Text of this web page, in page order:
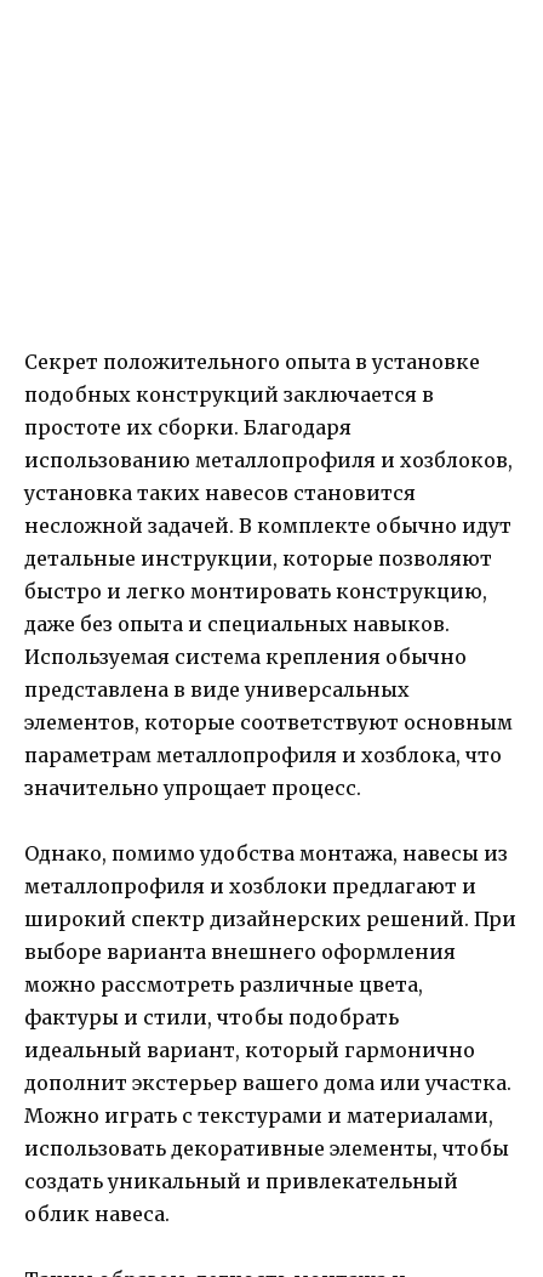
Секрет положительного опыта в установке
подобных конструкций заключается в
простоте их сборки. Благодаря
использованию металлопрофиля и хозблоков,
установка таких навесов становится
несложной задачей. В комплекте обычно идут
детальные инструкции, которые позволяют
быстро и легко монтировать конструкцию,
даже без опыта и специальных навыков.
Используемая система крепления обычно
представлена в виде универсальных
элементов, которые соответствуют основным
параметрам металлопрофиля и хозблока, что
значительно упрощает процесс.
Однако, помимо удобства монтажа, навесы из
металлопрофиля и хозблоки предлагают и
широкий спектр дизайнерских решений. При
выборе варианта внешнего оформления
можно рассмотреть различные цвета,
фактуры и стили, чтобы подобрать
идеальный вариант, который гармонично
дополнит экстерьер вашего дома или участка.
Можно играть с текстурами и материалами,
использовать декоративные элементы, чтобы
создать уникальный и привлекательный
облик навеса.